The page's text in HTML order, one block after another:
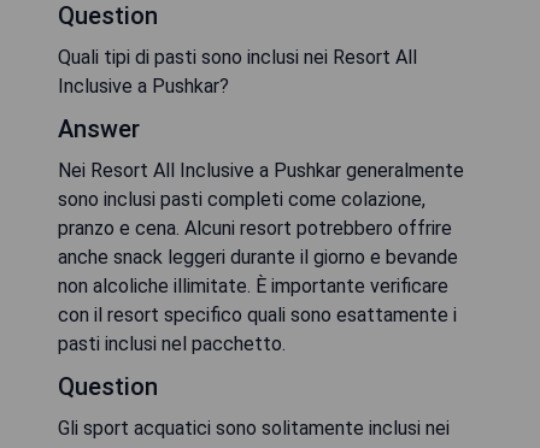
Question
Quali tipi di pasti sono inclusi nei Resort All
Inclusive a Pushkar?
Answer
Nei Resort All Inclusive a Pushkar generalmente
sono inclusi pasti completi come colazione,
pranzo e cena. Alcuni resort potrebbero offrire
anche snack leggeri durante il giorno e bevande
non alcoliche illimitate. È importante verificare
con il resort specifico quali sono esattamente i
pasti inclusi nel pacchetto.
Question
Gli sport acquatici sono solitamente inclusi nei